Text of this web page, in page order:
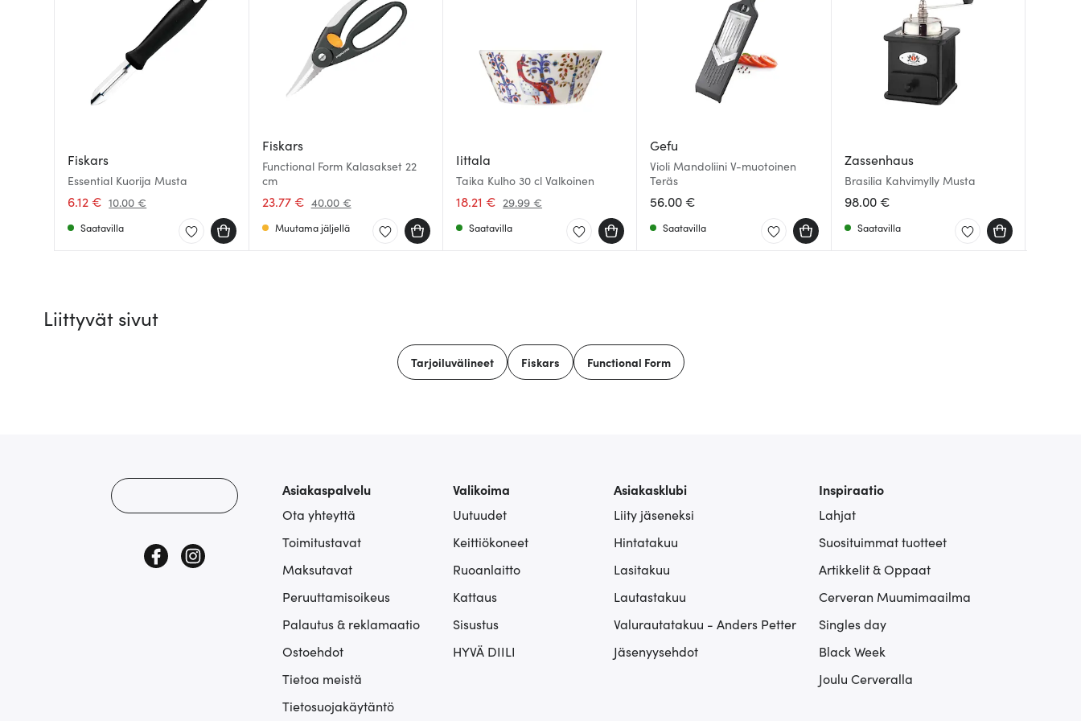
Fiskars
Essential Kuorija Musta
6.12 € 10.00 €
Saatavilla
Fiskars
Functional Form Kalasakset 22
cm
23.77 € 40.00 €
Muutama jäljellä
Iittala
Taika Kulho 30 cl Valkoinen
18.21 € 29.99 €
Saatavilla
Gefu
Violi Mandoliini V-muotoinen
Teräs
56.00 €
Saatavilla
Zassenhaus
Brasilia Kahvimylly Musta
98.00 €
Saatavilla
Liittyvät sivut
Tarjoiluvälineet Fiskars Functional Form
Asiakaspalvelu
Ota yhteyttä
Toimitustavat
Maksutavat
Peruuttamisoikeus
Palautus & reklamaatio
Ostoehdot
Tietoa meistä
Tietosuojakäytäntö
Valikoima
Uutuudet
Keittiökoneet
Ruoanlaitto
Kattaus
Sisustus
HYVÄ DIILI
Asiakasklubi
Liity jäseneksi
Hintatakuu
Lasitakuu
Lautastakuu
Valurautatakuu - Anders Petter
Jäsenyysehdot
Inspiraatio
Lahjat
Suosituimmat tuotteet
Artikkelit & Oppaat
Cerveran Muumimaailma
Singles day
Black Week
Joulu Cerveralla